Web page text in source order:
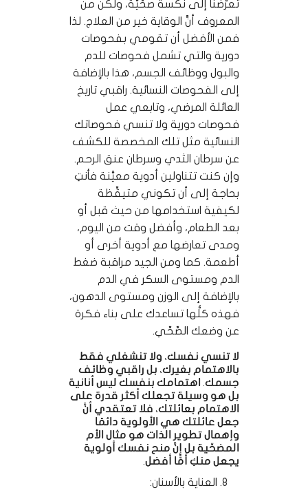
تعرُّضنا إلى نكسة صحِّيَّة، ولكن من
المعروف أنَّ الوقاية خير من العلاج. لذا
فمن الأفضل أن تقومي بفحوصات
دورية والتي تشمل فحوصات للدم
والبول ووظائف الجسم، هذا بالإضافة
إلى الفحوصات النسائية. راقبي تاريخ
العائلة المرضي، وتابعي عمل
فحوصات دورية ولا تنسي فحوصاتك
النسائية مثل تلك المخصصة للكشف
عن سرطان الثدي وسرطان عنق الرحم.
وإن كنت تتناولين أدوية معيَّنة فأنتِ
بحاجة إلى أن تكوني متيقِّظة
لكيفية استخدامها من حيث قبل أو
بعد الطعام، وأفضل وقت من اليوم،
ومدى تعارضها مع أدوية أخرى أو
أطعمة. كما ومن الجيد مراقبة ضغط
الدم ومستوى السكر في الدم
بالإضافة إلى الوزن ومستوى الدهون،
فهذه كلُّها تساعدك على بناء فكرة
عن وضعك الصِّحِّي.
لا تنسي نفسك، ولا تنشغلي فقط
بالاهتمام بغيرك، بل راقبي وظائف
جسمك. اهتمامك بنفسك ليس أنانية
بل هو وسيلة تجعلك أكثر قدرة على
الاهتمام بعائلتك، فلا تعتقدي أنَّ
جعل عائلتك هي الأولوية دائمًا
وإهمال تطوير الذات هو مثال الأم
المضحِّية بل إنَّ منح نفسك أولوية
يجعل منكِ أمًّا أفضل.
العناية بالأسنان: